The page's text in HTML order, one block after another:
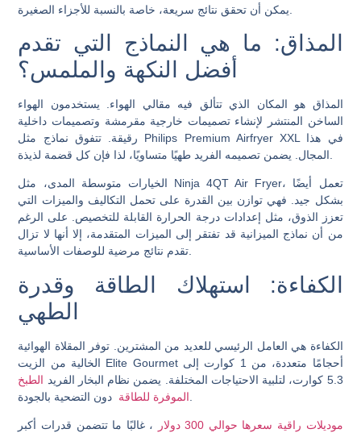
المذاق: ما هي النماذج التي تقدم
أفضل النكهة والملمس؟
المذاق هو المكان الذي تتألق فيه مقالي الهواء. يستخدمون الهواء
الساخن المنتشر لإنشاء تصميمات خارجية مقرمشة وتصميمات داخلية
رقيقة. تتفوق نماذج مثل Philips Premium Airfryer XXL في هذا
الخيارات متوسطة المدى، مثل Ninja 4QT Air Fryer، تعمل أيضًا
بشكل جيد. فهي توازن بين القدرة على تحمل التكاليف والميزات التي
تعزز الذوق، مثل إعدادات درجة الحرارة القابلة للتخصيص. على الرغم
من أن نماذج الميزانية قد تفتقر إلى الميزات المتقدمة، إلا أنها لا تزال
تقدم نتائج مرضية للوصفات الأساسية.
الكفاءة: استهلاك الطاقة وقدرة
الطهي
الكفاءة هي العامل الرئيسي للعديد من المشترين. توفر المقلاة الهوائية
الخالية من الزيت Elite Gourmet أحجامًا متعددة، من 1 كوارت إلى
5.3 كوارت، لتلبية الاحتياجات المختلفة. يضمن نظام البخار الفريد
الطبخ
الموفرة للطاقة
موديلات راقية سعرها حوالي 300 دولار
، غالبًا ما تتضمن قدرات أكبر